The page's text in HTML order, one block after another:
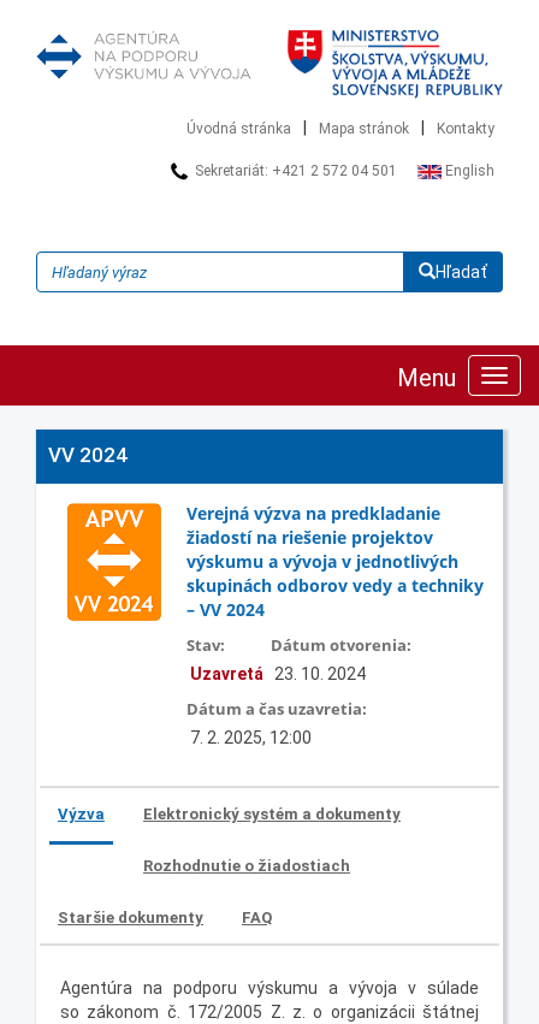
Úvodná stránka Mapa stránok Kontakty
Sekretariát: +421 2 572 04 501 English
Hľadať
Menu
VV 2024
Verejná výzva na predkladanie
žiadostí na riešenie projektov
výskumu a vývoja v jednotlivých
skupinách odborov vedy a techniky
– VV 2024
Stav:
Uzavretá
Dátum otvorenia:
23. 10. 2024
Dátum a čas uzavretia:
7. 2. 2025, 12:00
Výzva Elektronický systém a dokumenty
Rozhodnutie o žiadostiach
Staršie dokumenty FAQ
Agentúra na podporu výskumu a vývoja v súlade
so zákonom č. 172/2005 Z. z. o organizácii štátnej